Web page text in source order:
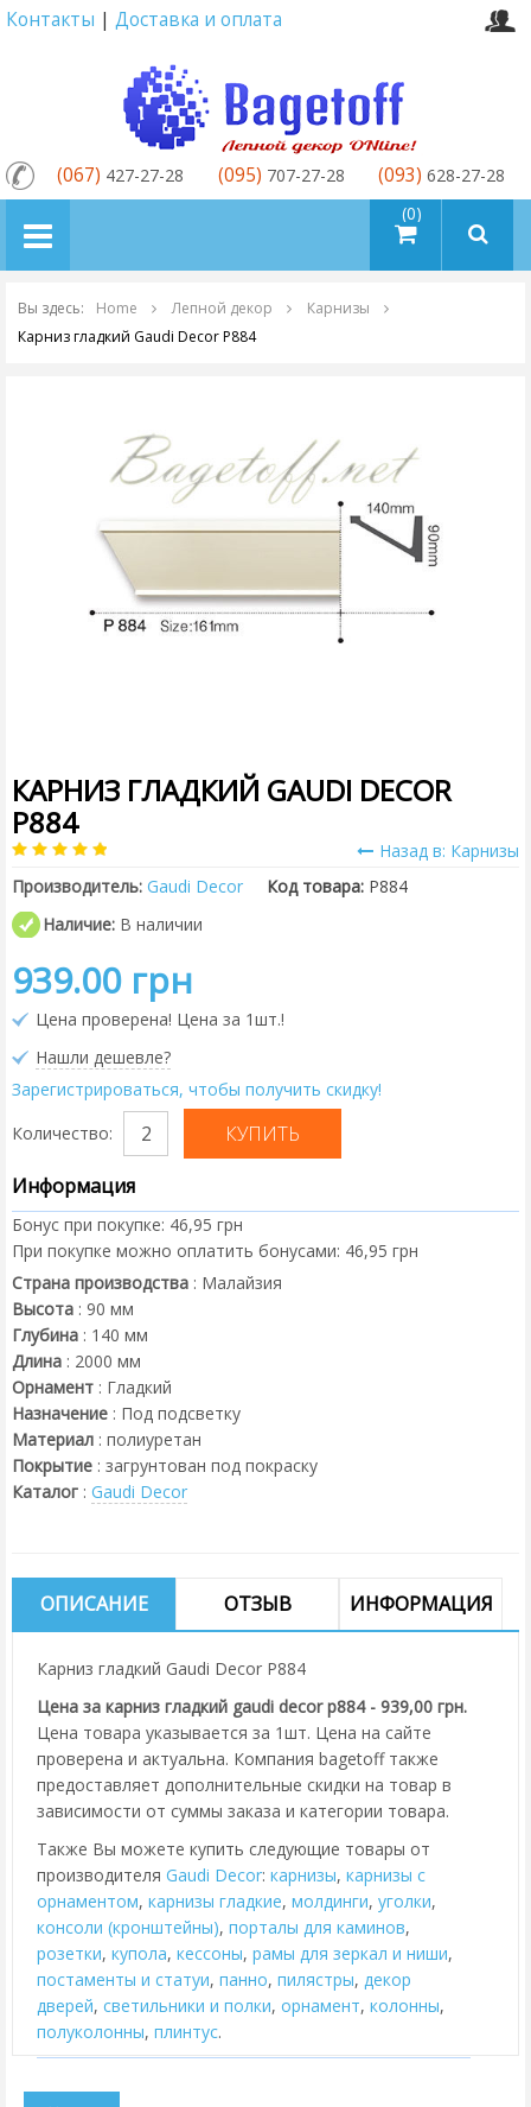
Контакты | Доставка и оплата
товаров (0)
(067) 427-27-28 (095) 707-27-28 (093) 628-27-28
Вы здесь: Home Лепной декор
Карнизы
Карниз гладкий Gaudi Decor P884
КАРНИЗ ГЛАДКИЙ GAUDI DECOR
P884
Назад в: Карнизы
Производитель: Gaudi Decor Код товара: P884
Наличие: В наличии
939.00 грн
Цена проверена! Цена за 1шт.!
Нашли дешевле?
Зарегистрироваться, чтобы получить скидку!
Количество:
Информация
Бонус при покупке: 46,95 грн
При покупке можно оплатить бонусами: 46,95 грн
Страна производства : Малайзия
Высота : 90 мм
Глубина : 140 мм
Длина : 2000 мм
Орнамент : Гладкий
Назначение : Под подсветку
Материал : полиуретан
Покрытие : загрунтован под покраску
Каталог : Gaudi Decor
ОПИСАНИЕ ОТЗЫВ ИНФОРМАЦИЯ
Карниз гладкий Gaudi Decor P884
Цена за карниз гладкий gaudi decor p884 - 939,00 грн.
Цена товара указывается за 1шт. Цена на сайте
проверена и актуальна. Компания bagetoff также
предоставляет дополнительные скидки на товар в
зависимости от суммы заказа и категории товара.
Также Вы можете купить следующие товары от
производителя Gaudi Decor: карнизы, карнизы с
орнаментом, карнизы гладкие, молдинги, уголки,
консоли (кронштейны), порталы для каминов,
розетки, купола, кессоны, рамы для зеркал и ниши,
постаменты и статуи, панно, пилястры, декор
дверей, cветильники и полки, орнамент, колонны,
полуколонны, плинтус.